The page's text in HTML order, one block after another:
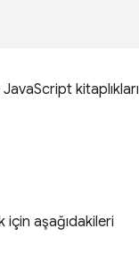
kitaplıkları
için aşağıdakileri